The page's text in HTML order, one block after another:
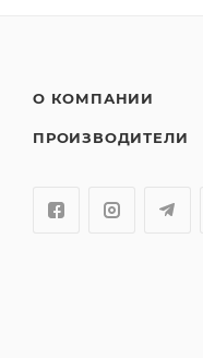
О КОМПАНИИ
ПРОИЗВОДИТЕЛИ